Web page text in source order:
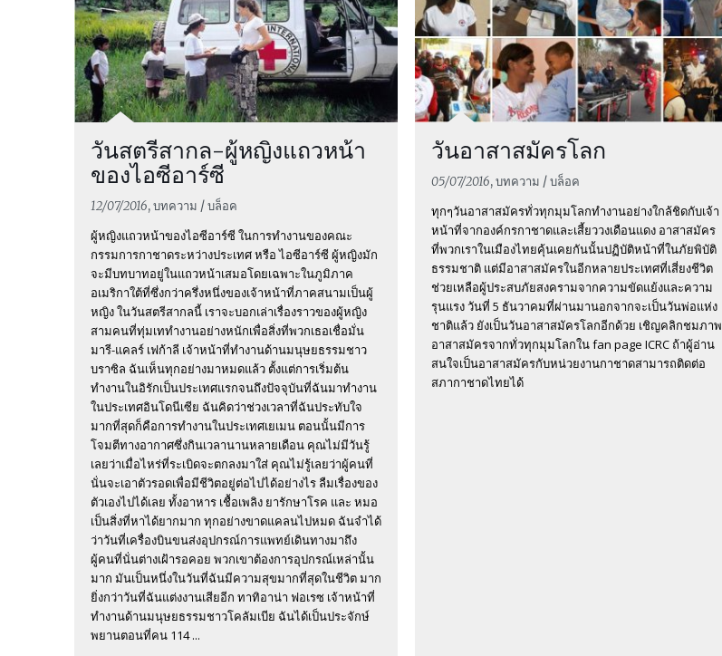
วันสตรีสากล-ผู้หญิงแถวหน้า
ของไอซีอาร์ซี
12/07/2016, บทความ / บล็อค
ผู้หญิงแถวหน้าของไอซีอาร์ซี ในการทำงานของคณะ
กรรมการกาชาดระหว่างประเทศ หรือ ไอซีอาร์ซี ผู้หญิงมัก
จะมีบทบาทอยู่ในแถวหน้าเสมอโดยเฉพาะในภูมิภาค
อเมริกาใต้ที่ซึ่งกว่าครึ่งหนึ่งของเจ้าหน้าที่ภาคสนามเป็นผู้
หญิง ในวันสตรีสากลนี้ เราจะบอกเล่าเรื่องราวของผู้หญิง
สามคนที่ทุ่มเททำงานอย่างหนักเพื่อสิ่งที่พวกเธอเชื่อมั่น
มารี-แคลร์ เฟก้าลี เจ้าหน้าที่ทำงานด้านมนุษยธรรมชาว
บราซิล ฉันเห็นทุกอย่างมาหมดแล้ว ตั้งแต่การเริ่มต้น
ทำงานในอิรักเป็นประเทศแรกจนถึงปัจจุบันที่ฉันมาทำงาน
ในประเทศอินโดนีเซีย ฉันคิดว่าช่วงเวลาที่ฉันประทับใจ
มากที่สุดก็คือการทำงานในประเทศเยเมน ตอนนั้นมีการ
โจมตีทางอากาศซึ่งกินเวลานานหลายเดือน คุณไม่มีวันรู้
เลยว่าเมื่อไหร่ที่ระเบิดจะตกลงมาใส่ คุณไม่รู้เลยว่าผู้คนที่
นั่นจะเอาตัวรอดเพื่อมีชีวิตอยู่ต่อไปได้อย่างไร ลืมเรื่องของ
ตัวเองไปได้เลย ทั้งอาหาร เชื้อเพลิง ยารักษาโรค และ หมอ
เป็นสิ่งที่หาได้ยากมาก ทุกอย่างขาดแคลนไปหมด ฉันจำได้
ว่าวันที่เครื่องบินขนส่งอุปกรณ์การแพทย์เดินทางมาถึง
ผู้คนที่นั่นต่างเฝ้ารอคอย พวกเขาต้องการอุปกรณ์เหล่านั้น
มาก มันเป็นหนึ่งในวันที่ฉันมีความสุขมากที่สุดในชีวิต มาก
ยิ่งกว่าวันที่ฉันแต่งงานเสียอีก ทาทิอาน่า ฟอเรซ เจ้าหน้าที่
ทำงานด้านมนุษยธรรมชาวโคลัมเบีย ฉันได้เป็นประจักษ์
พยานตอนที่คน 114 ...
วันอาสาสมัครโลก
05/07/2016, บทความ / บล็อค
ทุกๆวันอาสาสมัครทั่วทุกมุมโลกทำงานอย่างใกล้ชิดกับเจ้า
หน้าที่จากองค์กรกาชาดและเสี้ยววงเดือนแดง อาสาสมัคร
ที่พวกเราในเมืองไทยคุ้นเคยกันนั้นปฏิบัติหน้าที่ในภัยพิบัติ
ธรรมชาติ แต่มีอาสาสมัครในอีกหลายประเทศที่เสี่ยงชีวิต
ช่วยเหลือผู้ประสบภัยสงครามจากความขัดแย้งและความ
รุนแรง วันที่ 5 ธันวาคมที่ผ่านมานอกจากจะเป็นวันพ่อแห่ง
ชาติแล้ว ยังเป็นวันอาสาสมัครโลกอีกด้วย เชิญคลิกชมภาพ
อาสาสมัครจากทั่วทุกมุมโลกใน fan page ICRC ถ้าผู้อ่าน
สนใจเป็นอาสาสมัครกับหน่วยงานกาชาดสามารถติดต่อ
สภากาชาดไทยได้